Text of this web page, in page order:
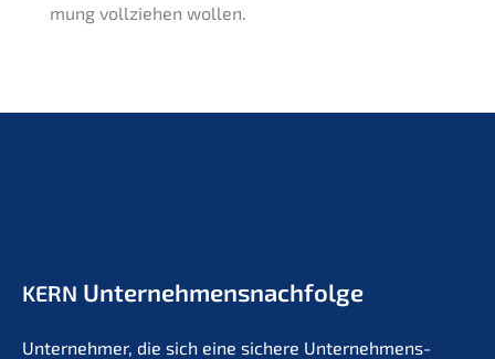
mung vollzie­hen wollen.
KERN Unternehmens­nachfolge
Unter­neh­mer, die sich eine siche­re Unternehmens­